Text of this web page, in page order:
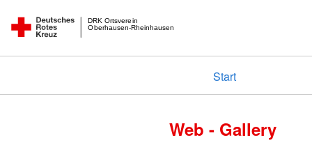
Oberhausen-Rheinhausen
DRK Ortsverein
Start
Web - Gallery